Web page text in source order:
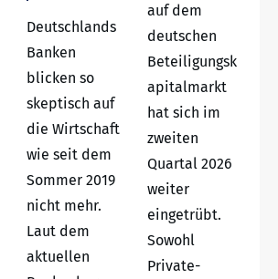
Deutschlands
Banken
blicken so
skeptisch auf
die Wirtschaft
wie seit dem
Sommer 2019
nicht mehr.
Laut dem
aktuellen
auf dem
deutschen
Beteiligungsk
apitalmarkt
hat sich im
zweiten
Quartal 2026
weiter
eingetrübt.
Sowohl
Private-